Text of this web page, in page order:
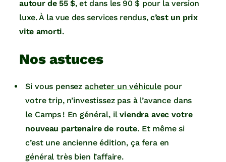
autour de 55 $, et dans les 90 $ pour la version
luxe. À la vue des services rendus, c’est un prix
vite amorti.
Nos astuces
Si vous pensez acheter un véhiculepour
votre trip, n’investissez pas à l’avance dans
le Camps ! En général, ilviendra avec votre
nouveau partenaire de route. Et même si
c’est une ancienne édition, ça fera en
général très bien l’affaire.